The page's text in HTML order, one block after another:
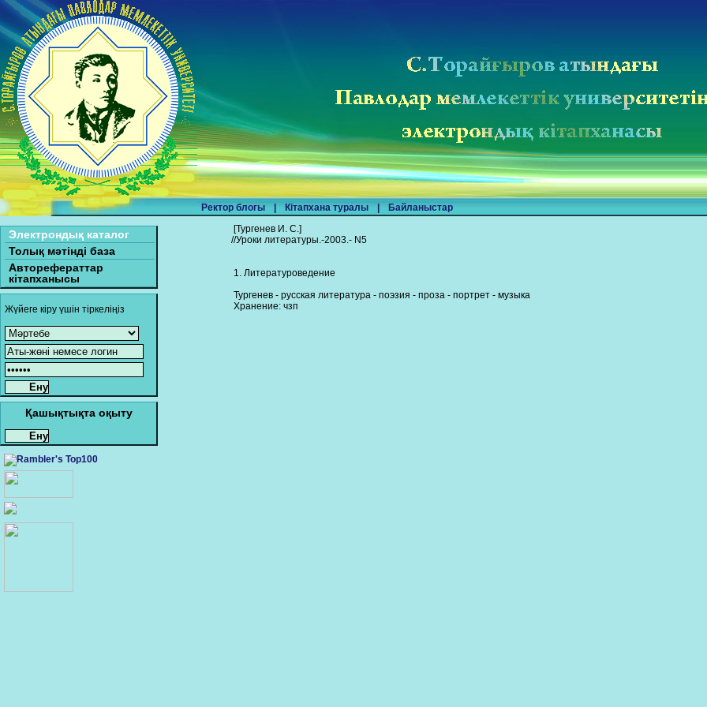
Ректор блогы Кітапхана туралы Байланыстар
Электрондық каталог
Толық мәтінді база
Авторефераттар
кітапханысы
Жүйеге кіру үшін тіркеліңіз
Қашықтықта оқыту
[Тургенев И. С.]
//Уроки литературы.-2003.- N5
1. Литературоведение
Тургенев - русская литература - поэзия - проза - портрет - музыка
Хранение: чзп